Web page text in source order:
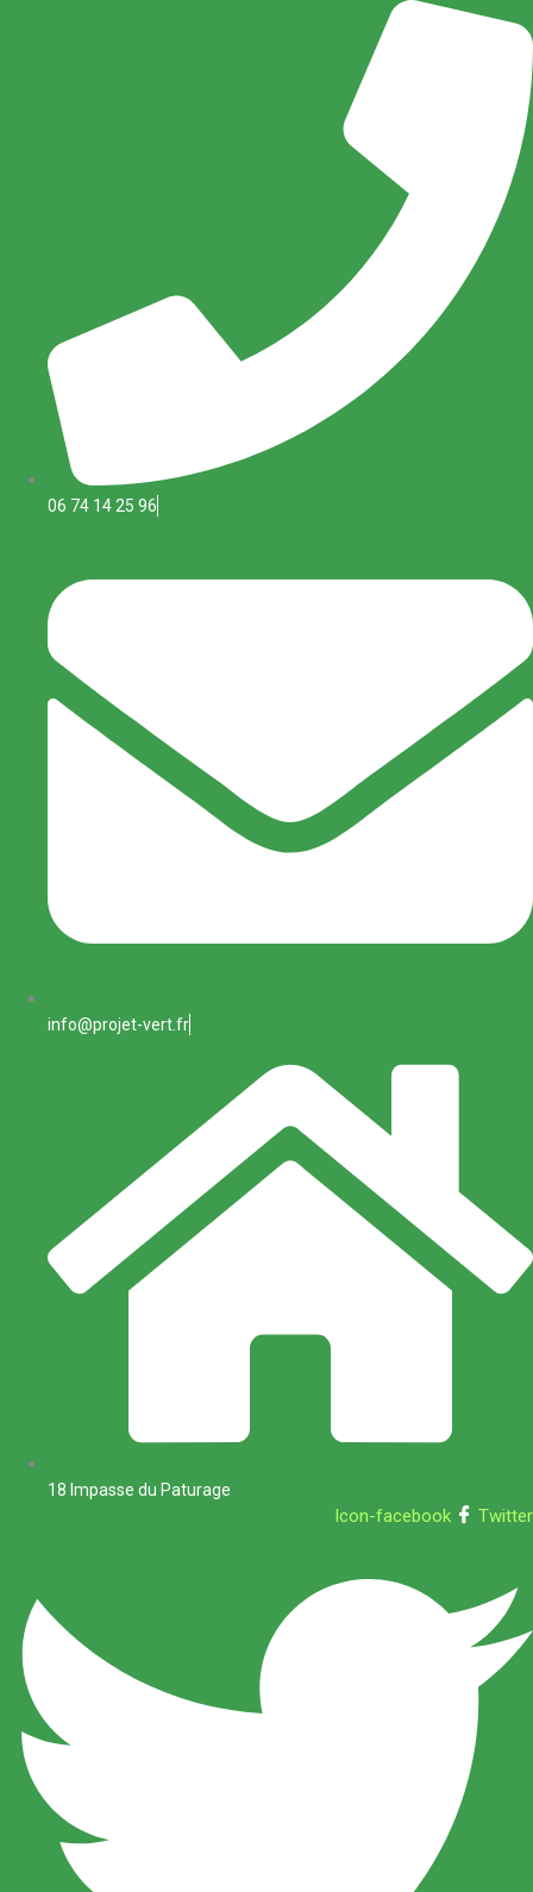
06 74 14 25 96
info@projet-vert.fr
18 Impasse du Paturage
Icon-facebook Twitter